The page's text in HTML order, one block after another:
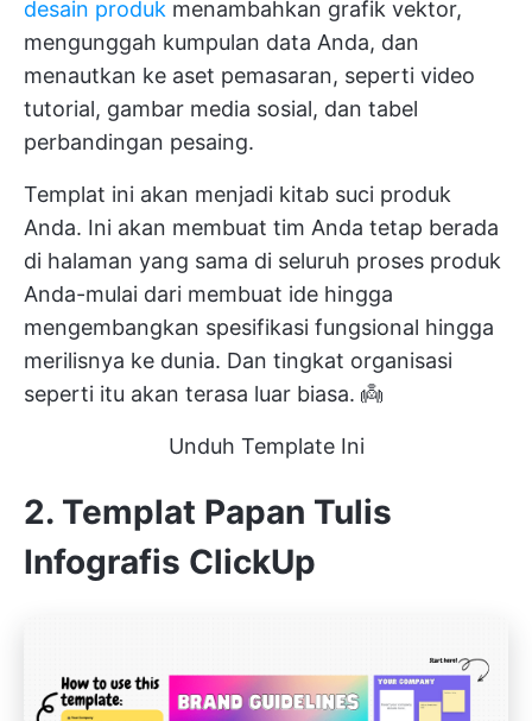
desain produk menambahkan grafik vektor,
mengunggah kumpulan data Anda, dan
menautkan ke aset pemasaran, seperti video
tutorial, gambar media sosial, dan tabel
perbandingan pesaing.
Templat ini akan menjadi kitab suci produk
Anda. Ini akan membuat tim Anda tetap berada
di halaman yang sama di seluruh proses produk
Anda-mulai dari membuat ide hingga
mengembangkan spesifikasi fungsional hingga
merilisnya ke dunia. Dan tingkat organisasi
seperti itu akan terasa luar biasa. 👼
Unduh Template Ini
2. Templat Papan Tulis
Infografis ClickUp